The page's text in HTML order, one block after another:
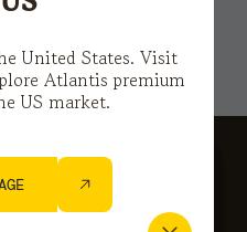
United States. Visit
Atlantis premium
US market.